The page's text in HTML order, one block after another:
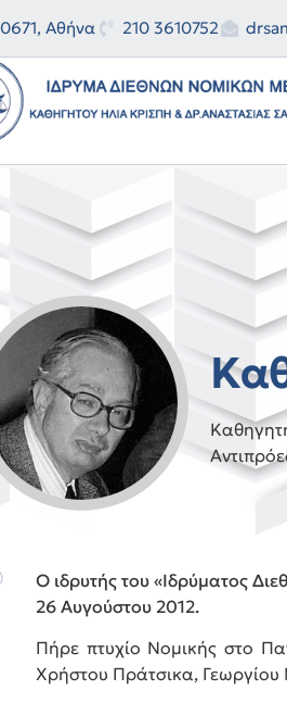
Αθήνα 210 3610752
Ο ιδρυτής του «Ιδρύματος
26 Αυγούστου 2012.
Πήρε πτυχίο Νομικής στο
Χρήστου Πράτσικα, Γεωργίου